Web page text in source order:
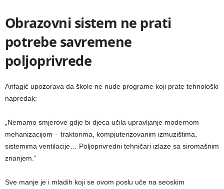
Obrazovni sistem ne prati
potrebe savremene
poljoprivrede
Arifagić upozorava da škole ne nude programe koji prate tehnološki
napredak:
„Nemamo smjerove gdje bi djeca učila upravljanje modernom
mehanizacijom – traktorima, kompjuterizovanim izmuzištima,
sistemima ventilacije… Poljoprivredni tehničari izlaze sa siromašnim
znanjem.“
Sve manje je i mladih koji se ovom poslu uče na seoskim